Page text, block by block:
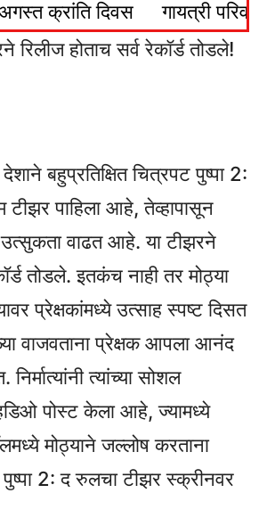
क्रांति दिवस गायत्री
रिलीज होताच सर्व रेकॉर्ड तोडले!
बहुप्रतिक्षित चित्रपट पुष्पा 2:
पाहिला आहे, तेव्हापासून
उत्सुकता वाढत आहे. या टीझरने
तोडले. इतकंच नाही तर मोठ्या
प्रेक्षकांमध्ये उत्साह स्पष्ट दिसत
वाजवताना प्रेक्षक आपला आनंद
त्यांच्या सोशल
पोस्ट केला आहे, ज्यामध्ये
मोठ्याने जल्लोष करताना
2: द रुलचा टीझर स्क्रीनवर